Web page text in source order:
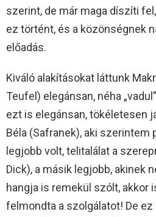
szerint, de már maga díszíti
ez történt, és a közönségnek
előadás.
Kiváló alakításokat láttunk
Teufel) elegánsan, néha
ezt is elegánsan, tökéletesen
Béla (Safranek), aki szerintem
legjobb volt, telitalálat a
Dick), a másik legjobb, akinek
hangja is remekül szólt, akkor
felmondta a szolgálatot! De